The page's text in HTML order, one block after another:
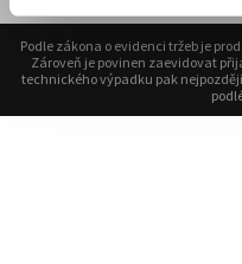
Podle zákona o evidenci tržeb je
Zároveň je povinen zaevidovat
technického výpadku pak